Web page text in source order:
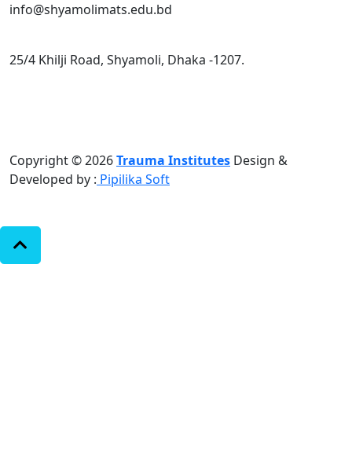
info@shyamolimats.edu.bd
25/4 Khilji Road, Shyamoli, Dhaka -1207.
Copyright © 2026Trauma Institutes Design &
Developed by : Pipilika Soft